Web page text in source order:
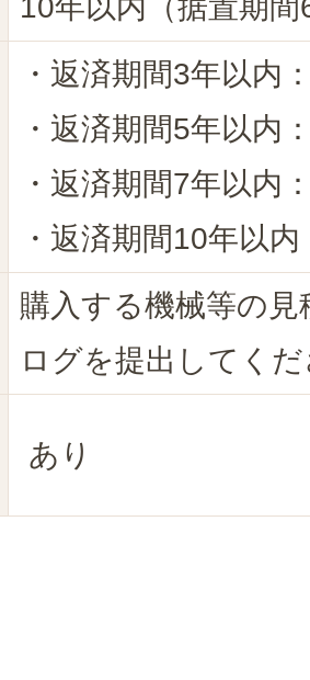
10年以内（据置期
・返済期間3年以内
・返済期間5年以内
・返済期間7年以内
・返済期間10年以
購入する機械等の
ログを提出してく
あり